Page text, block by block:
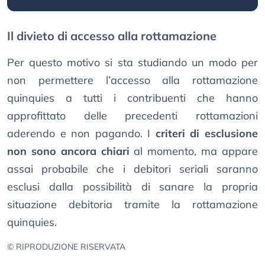
Il divieto di accesso alla rottamazione
Per questo motivo si sta studiando un modo per
non permettere l’accesso alla rottamazione
quinquies a tutti i contribuenti che hanno
approfittato delle precedenti rottamazioni
aderendo e non pagando. I criteri di esclusione
non sono ancora chiari al momento, ma appare
assai probabile che i debitori seriali saranno
esclusi dalla possibilità di sanare la propria
situazione debitoria tramite la rottamazione
quinquies.
© RIPRODUZIONE RISERVATA